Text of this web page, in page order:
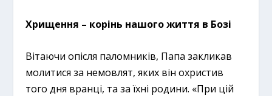
Хрищення – корінь нашого життя в Бозі
Вітаючи опісля паломників, Папа закликав
молитися за немовлят, яких він охристив
того дня вранці, та за їхні родини. «При цій